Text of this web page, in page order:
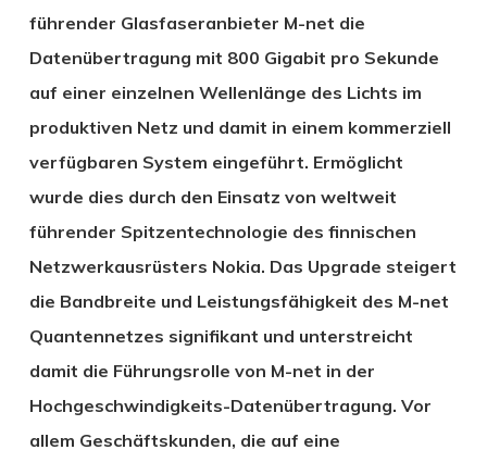
führender Glasfaseranbieter M-net die
Datenübertragung mit 800 Gigabit pro Sekunde
auf einer einzelnen Wellenlänge des Lichts im
produktiven Netz und damit in einem kommerziell
verfügbaren System eingeführt. Ermöglicht
wurde dies durch den Einsatz von weltweit
führender Spitzentechnologie des finnischen
Netzwerkausrüsters Nokia. Das Upgrade steigert
die Bandbreite und Leistungsfähigkeit des M-net
Quantennetzes signifikant und unterstreicht
damit die Führungsrolle von M-net in der
Hochgeschwindigkeits-Datenübertragung. Vor
allem Geschäftskunden, die auf eine